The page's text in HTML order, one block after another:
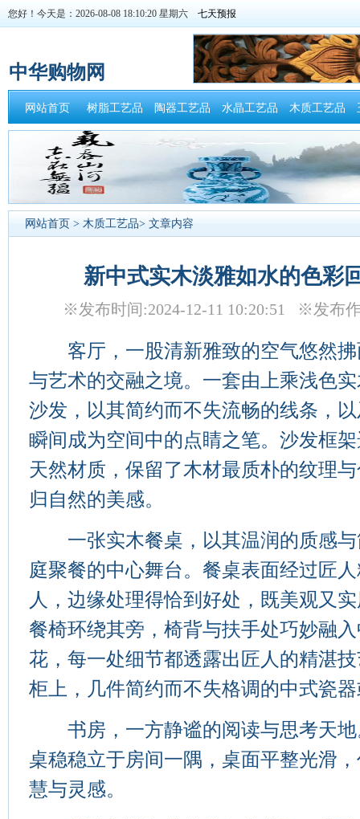
您好！今天是：2026-08-08 18:10:20 星期六
中华购物网
网站首页 树脂工艺品 陶器工艺品 水晶工艺品 木质工艺品
网站首页 > 木质工艺品> 文章内容
新中式实木淡雅如水的色彩
※发布时间:2024-12-11 10:20:51 ※发
客厅，一股清新雅致的空气悠然拂
与艺术的交融之境。一套由上乘浅色
沙发，以其简约而不失流畅的线条，
瞬间成为空间中的点睛之笔。沙发框
天然材质，保留了木材最质朴的纹理
归自然的美感。
一张实木餐桌，以其温润的质感与
庭聚餐的中心舞台。餐桌表面经过匠
人，边缘处理得恰到好处，既美观又
餐椅环绕其旁，椅背与扶手处巧妙融
花，每一处细节都透露出匠人的精湛
柜上，几件简约而不失格调的中式瓷
书房，一方静谧的阅读与思考天地
桌稳稳立于房间一隅，桌面平整光滑
慧与灵感。